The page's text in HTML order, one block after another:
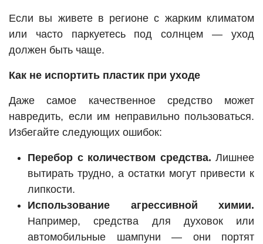
Если вы живете в регионе с жарким климатом
или часто паркуетесь под солнцем — уход
должен быть чаще.
Как не испортить пластик при уходе
Даже самое качественное средство может
навредить, если им неправильно пользоваться.
Избегайте следующих ошибок:
Перебор с количеством средства. Лишнее
вытирать трудно, а остатки могут привести к
липкости.
Использование агрессивной химии.
Например, средства для духовок или
автомобильные шампуни — они портят